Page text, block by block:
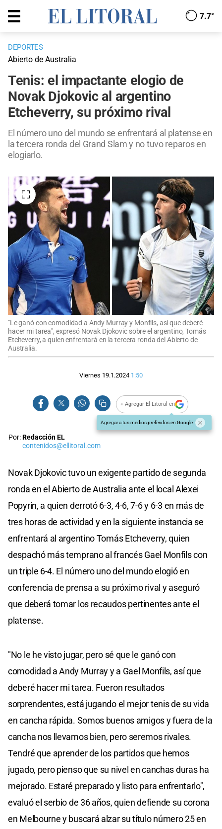
7.7°
DEPORTES
Abierto de Australia
Tenis: el impactante elogio de
Novak Djokovic al argentino
Etcheverry, su próximo rival
El número uno del mundo se enfrentará al platense en
la tercera ronda del Grand Slam y no tuvo reparos en
elogiarlo.
"Le ganó con comodidad a Andy Murray y Monfils, así que deberé
hacer mi tarea", expresó Novak Djokovic sobre el argentino, Tomás
Etcheverry, a quien enfrentará en la tercera ronda del Abierto de
Australia.
Viernes 19.1.2024 1:50
+ Agregar El Litoral en
Agregar a tus medios preferidos en Google
Por:Redacción EL
contenidos@ellitoral.com
Novak Djokovic tuvo un exigente partido de segunda
ronda en el Abierto de Australia ante el local Alexei
Popyrin, a quien derrotó 6-3, 4-6, 7-6 y 6-3 en más de
tres horas de actividad y en la siguiente instancia se
enfrentará al argentino Tomás Etcheverry, quien
despachó más temprano al francés Gael Monfils con
un triple 6-4. El número uno del mundo elogió en
conferencia de prensa a su próximo rival y aseguró
que deberá tomar los recaudos pertinentes ante el
platense.
"No le he visto jugar, pero sé que le ganó con
comodidad a Andy Murray y a Gael Monfils, así que
deberé hacer mi tarea. Fueron resultados
sorprendentes, está jugando el mejor tenis de su vida
en cancha rápida. Somos buenos amigos y fuera de la
cancha nos llevamos bien, pero seremos rivales.
Tendré que aprender de los partidos que hemos
jugado, pero pienso que su nivel en canchas duras ha
mejorado. Estaré preparado y listo para enfrentarlo",
evaluó el serbio de 36 años, quien defiende su corona
en Melbourne y buscará alzar su título número 25 en